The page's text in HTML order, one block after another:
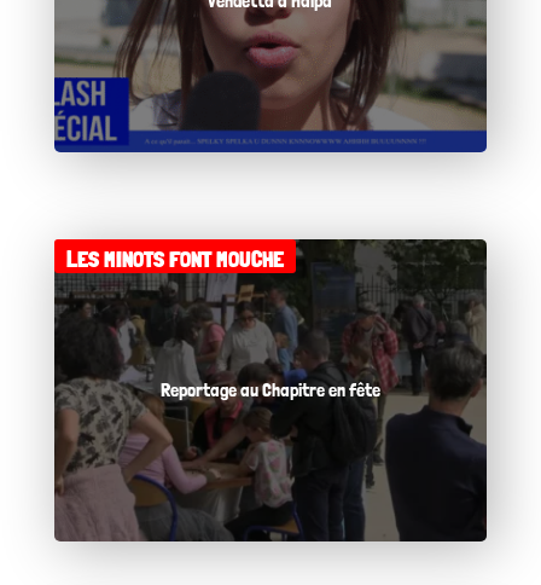
Reportage au Chapitre en fête
LES MINOTS FONT MOUCHE